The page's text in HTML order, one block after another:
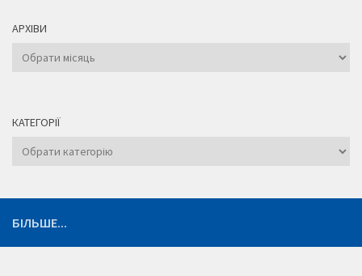
АРХІВИ
Архіви
КАТЕГОРІЇ
Категорії
БІЛЬШЕ...